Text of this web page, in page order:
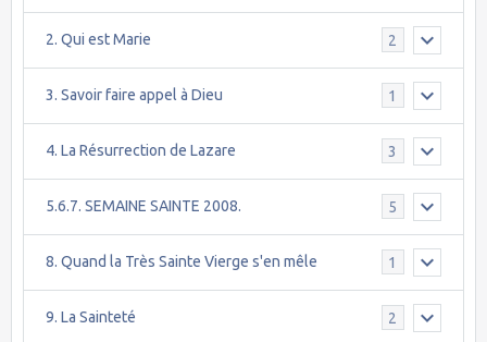
2. Qui est Marie 2
3. Savoir faire appel à Dieu 1
4. La Résurrection de Lazare 3
5.6.7. SEMAINE SAINTE 2008. 5
8. Quand la Très Sainte Vierge s'en mêle 1
9. La Sainteté 2